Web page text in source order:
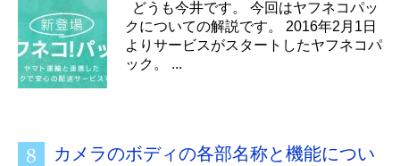
どうも今井です。 今回はヤフネコパッ
クについての解説です。 2016年2月1日
よりサービスがスタートしたヤフネコパ
ック。 ...
カメラのボディの各部名称と機能につい